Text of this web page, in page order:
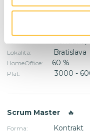
AI Developer/
Lokalita: Bratislava
HomeOffice: 60 %
Plat: 3000 -
Scrum Master 🔥
Forma: Kontrakt